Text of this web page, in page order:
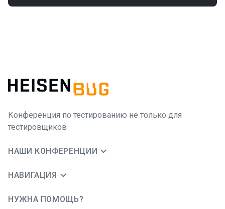
Конференция по тестированию не только для
тестировщиков
НАШИ КОНФЕРЕНЦИИ
НАВИГАЦИЯ
НУЖНА ПОМОЩЬ?